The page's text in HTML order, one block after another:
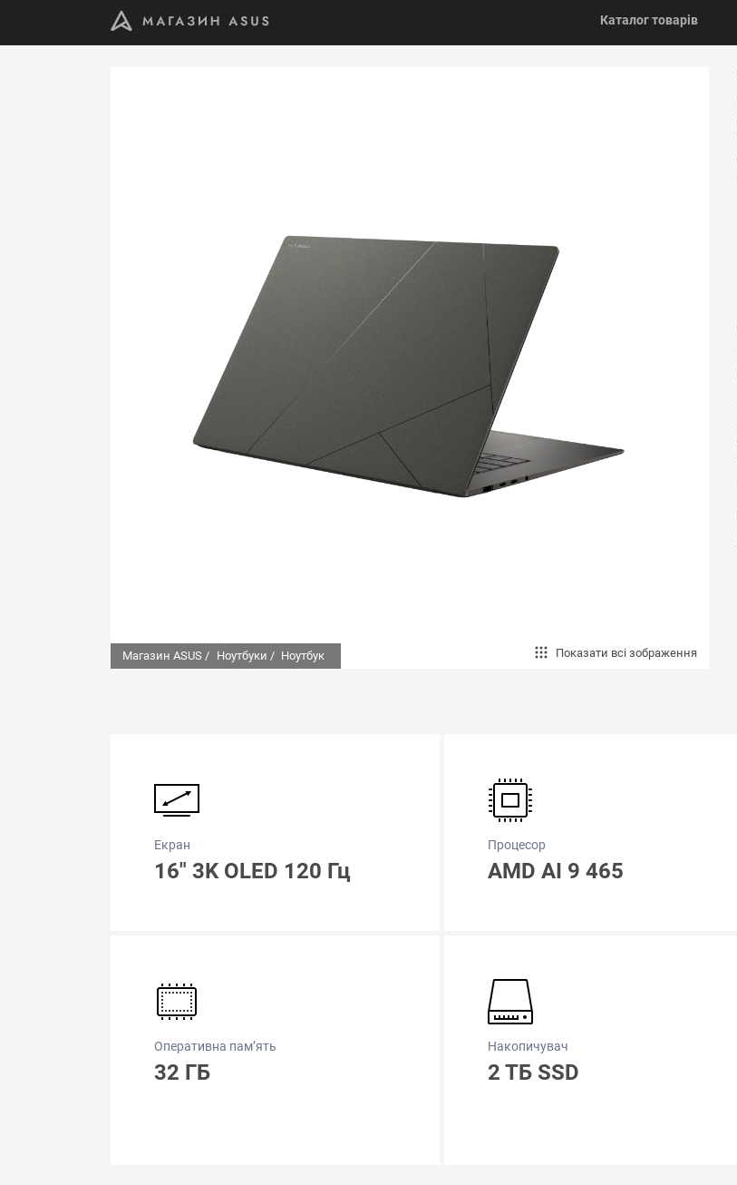
Каталог товарів
Магазин ASUS / Ноутбуки / Ноутбук Показати всі зображення
Екран
16" 3K OLED 120 Гц
Процесор
AMD AI 9 465
Оперативна пам’ять
32 ГБ
Накопичувач
2 ТБ SSD